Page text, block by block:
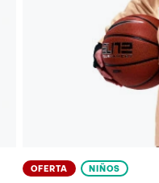
OFERTA NIÑOS